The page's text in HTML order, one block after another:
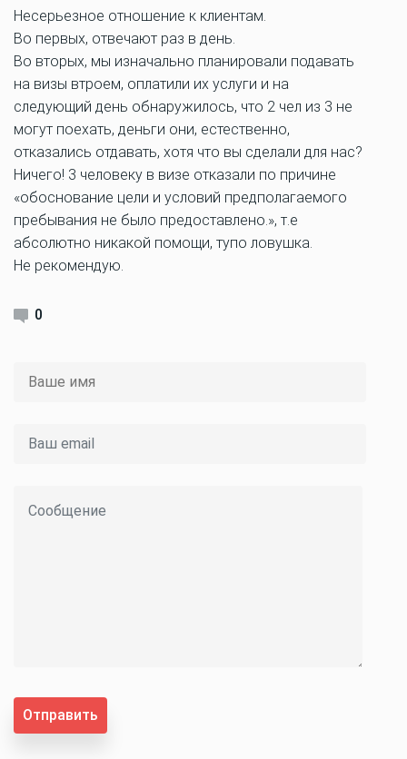
Несерьезное отношение к клиентам.
Во первых, отвечают раз в день.
Во вторых, мы изначально планировали подавать
на визы втроем, оплатили их услуги и на
следующий день обнаружилось, что 2 чел из 3 не
могут поехать, деньги они, естественно,
отказались отдавать, хотя что вы сделали для нас?
Ничего! 3 человеку в визе отказали по причине
«обоснование цели и условий предполагаемого
пребывания не было предоставлено.», т.е
абсолютно никакой помощи, тупо ловушка.
Не рекомендую.
0
Отправить